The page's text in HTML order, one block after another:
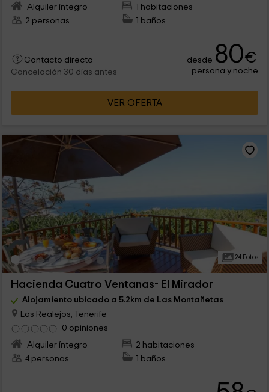
Alquiler íntegro
1 habitaciones
2 personas
1 baños
Contacto directo
Cancelación 30 días antes
desde 80€
persona y noche
VER OFERTA
24 Fotos
Hacienda Cuatro Ventanas- El Mirador
Alojamiento ubicado a 5.2km de Las Montañetas
Los Realejos, Tenerife
0 opiniones
Alquiler íntegro
2 habitaciones
4 personas
1 baños